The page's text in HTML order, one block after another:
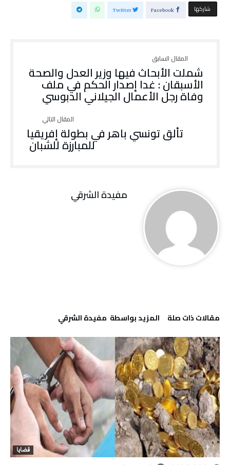
‫‫ شاركها‬ Facebook
Twitter
شملت الأبحاث فيها وزير العدل والصحة
الأسبقان : غدا إصدار الحكم في ملف
وفاة رجل الأعمال الجيلاني الدبوسي
تألق تونسي باهر في بطولة إفريقيا
للمبارزة للشبان
مفيدة الشرقي
‫مقالات ذات صلة‬ ‫‫المزيد بواسطة‬ ‬ مفيدة الشرقي
قضايا